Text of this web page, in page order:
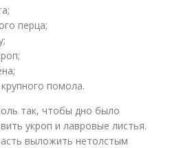
перца;
помола.
так, чтобы дно было
укроп и лавровые листья.
выложить нетолстым